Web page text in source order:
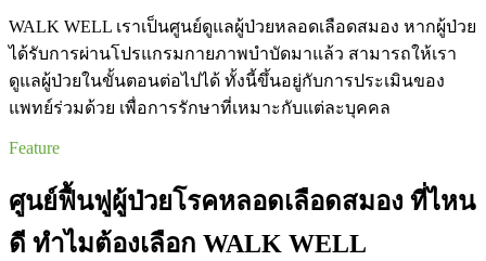
WALK WELL เราเป็นศูนย์ดูแลผู้ป่วยหลอดเลือดสมอง หากผู้ป่วย
ได้รับการผ่านโปรแกรมกายภาพบำบัดมาแล้ว สามารถให้เรา
ดูแลผู้ป่วยในขั้นตอนต่อไปได้ ทั้งนี้ขึ้นอยู่กับการประเมินของ
แพทย์ร่วมด้วย เพื่อการรักษาที่เหมาะกับแต่ละบุคคล
Feature
ศูนย์ฟื้นฟูผู้ป่วยโรคหลอดเลือดสมอง ที่ไหน
ดี ทำไมต้องเลือก WALK WELL